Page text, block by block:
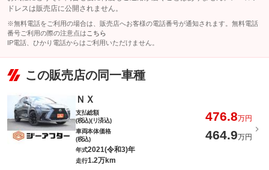
ドレスは販売店に公開されません。
※無料電話をご利用の場合は、販売店へお客様の電話番号が通知されます。無料電話
番号ご利用の際の注意点は こちら
IP電話、ひかり電話からはご利用いただけません。
この販売店の同一車種
ＮＸ
支払総額
(税込)(リ済込)
476.8万円
車両本体価格
(税込)
464.9万円
年式2021(令和3)年
走行1.2万km